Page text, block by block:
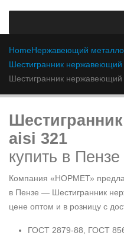
HomeНержавеющий
Шестигранник нержавеющий
Шестигранник нержавеющий
aisi 321
купить в Пензе
Компания «НОРМЕТ»
в Пензе — Шестигранник
цене оптом и в розницу с
ГОСТ 2879-88, ГОСТ